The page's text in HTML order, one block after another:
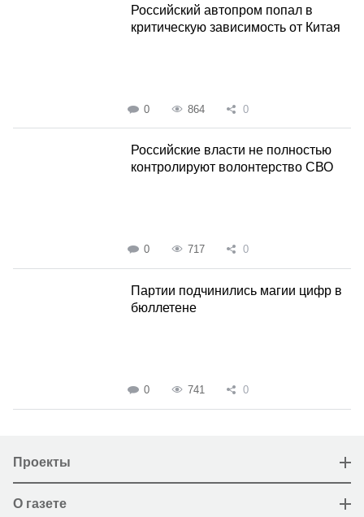
Российский автопром попал в
критическую зависимость от Китая
0 864 0
Российские власти не полностью
контролируют волонтерство СВО
0 717 0
Партии подчинились магии цифр в
бюллетене
0 741 0
Проекты
О газете